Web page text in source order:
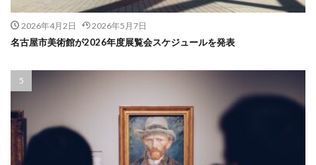
2026年4月2日 2026年5月7日
名古屋市美術館が2026年度展覧会スケジュールを発表